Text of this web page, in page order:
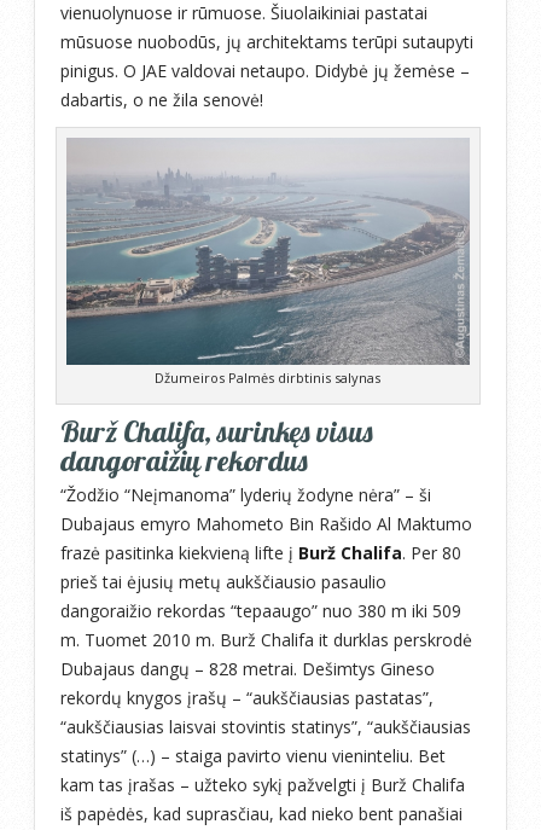
vienuolynuose ir rūmuose. Šiuolaikiniai pastatai
mūsuose nuobodūs, jų architektams terūpi sutaupyti
pinigus. O JAE valdovai netaupo. Didybė jų žemėse –
dabartis, o ne žila senovė!
Džumeiros Palmės dirbtinis salynas
Burž Chalifa, surinkęs visus
dangoraižių rekordus
“Žodžio “Neįmanoma” lyderių žodyne nėra” – ši
Dubajaus emyro Mahometo Bin Rašido Al Maktumo
frazė pasitinka kiekvieną lifte į Burž Chalifa. Per 80
prieš tai ėjusių metų aukščiausio pasaulio
dangoraižio rekordas “tepaaugo” nuo 380 m iki 509
m. Tuomet 2010 m. Burž Chalifa it durklas perskrodė
Dubajaus dangų – 828 metrai. Dešimtys Gineso
rekordų knygos įrašų – “aukščiausias pastatas”,
“aukščiausias laisvai stovintis statinys”, “aukščiausias
statinys” (…) – staiga pavirto vienu vieninteliu. Bet
kam tas įrašas – užteko sykį pažvelgti į Burž Chalifa
iš papėdės, kad suprasčiau, kad nieko bent panašiai